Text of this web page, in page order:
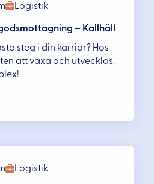
Logistik
– Kallhäll
steg i din karriär? Hos
att växa och utvecklas.
Logistik